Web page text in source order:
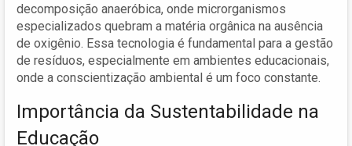
decomposição anaeróbica, onde microrganismos
especializados quebram a matéria orgânica na ausência
de oxigênio. Essa tecnologia é fundamental para a gestão
de resíduos, especialmente em ambientes educacionais,
onde a conscientização ambiental é um foco constante.
Importância da Sustentabilidade na
Educação